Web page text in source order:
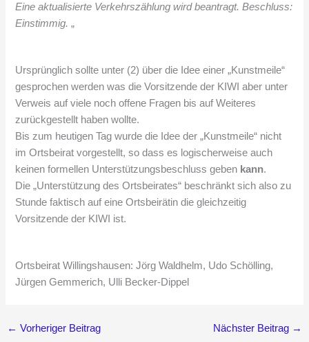
Eine aktualisierte Verkehrszählung wird beantragt. Beschluss:
Einstimmig.„
Ursprünglich sollte unter (2) über die Idee einer „Kunstmeile“
gesprochen werden was die Vorsitzende der KIWI aber unter
Verweis auf viele noch offene Fragen bis auf Weiteres
zurückgestellt haben wollte.
Bis zum heutigen Tag wurde die Idee der „Kunstmeile“ nicht
im Ortsbeirat vorgestellt, so dass es logischerweise auch
keinen formellen Unterstützungsbeschluss geben kann.
Die „Unterstützung des Ortsbeirates“ beschränkt sich also zu
Stunde faktisch auf eine Ortsbeirätin die gleichzeitig
Vorsitzende der KIWI ist.
Ortsbeirat Willingshausen: Jörg Waldhelm, Udo Schölling,
Jürgen Gemmerich, Ulli Becker-Dippel
← Vorheriger Beitrag Nächster Beitrag →